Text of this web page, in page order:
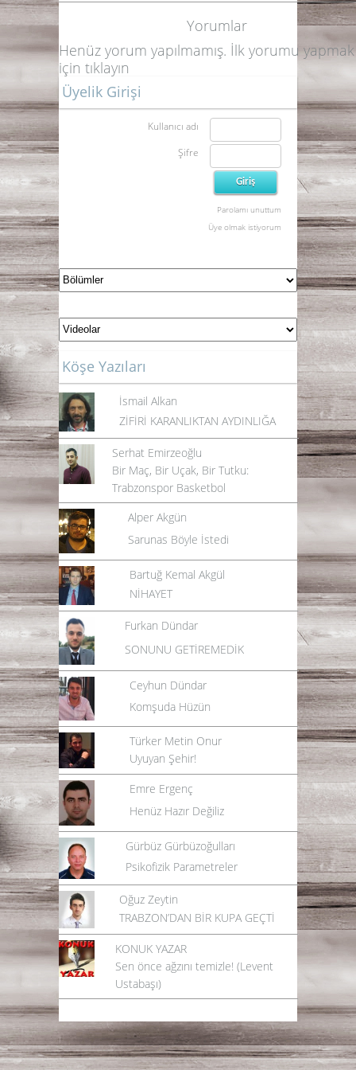
Yorumlar
Henüz yorum yapılmamış. İlk yorumu yapmak
için tıklayın
Üyelik Girişi
Kullanıcı adı
Şifre
Parolamı unuttum
Üye olmak istiyorum
Köşe Yazıları
İsmail Alkan
ZİFİRİ KARANLIKTAN AYDINLIĞA
Serhat Emirzeoğlu
Bir Maç, Bir Uçak, Bir Tutku:
Trabzonspor Basketbol
Alper Akgün
Sarunas Böyle İstedi
Bartuğ Kemal Akgül
NİHAYET
Furkan Dündar
SONUNU GETİREMEDİK
Ceyhun Dündar
Komşuda Hüzün
Türker Metin Onur
Uyuyan Şehir!
Emre Ergenç
Henüz Hazır Değiliz
Gürbüz Gürbüzoğulları
Psikofizik Parametreler
Oğuz Zeytin
TRABZON’DAN BİR KUPA GEÇTİ
KONUK YAZAR
Sen önce ağzını temizle! (Levent
Ustabaşı)